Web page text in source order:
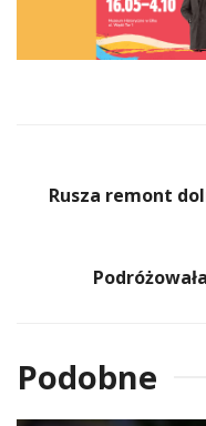
Rusza remont
Podobne